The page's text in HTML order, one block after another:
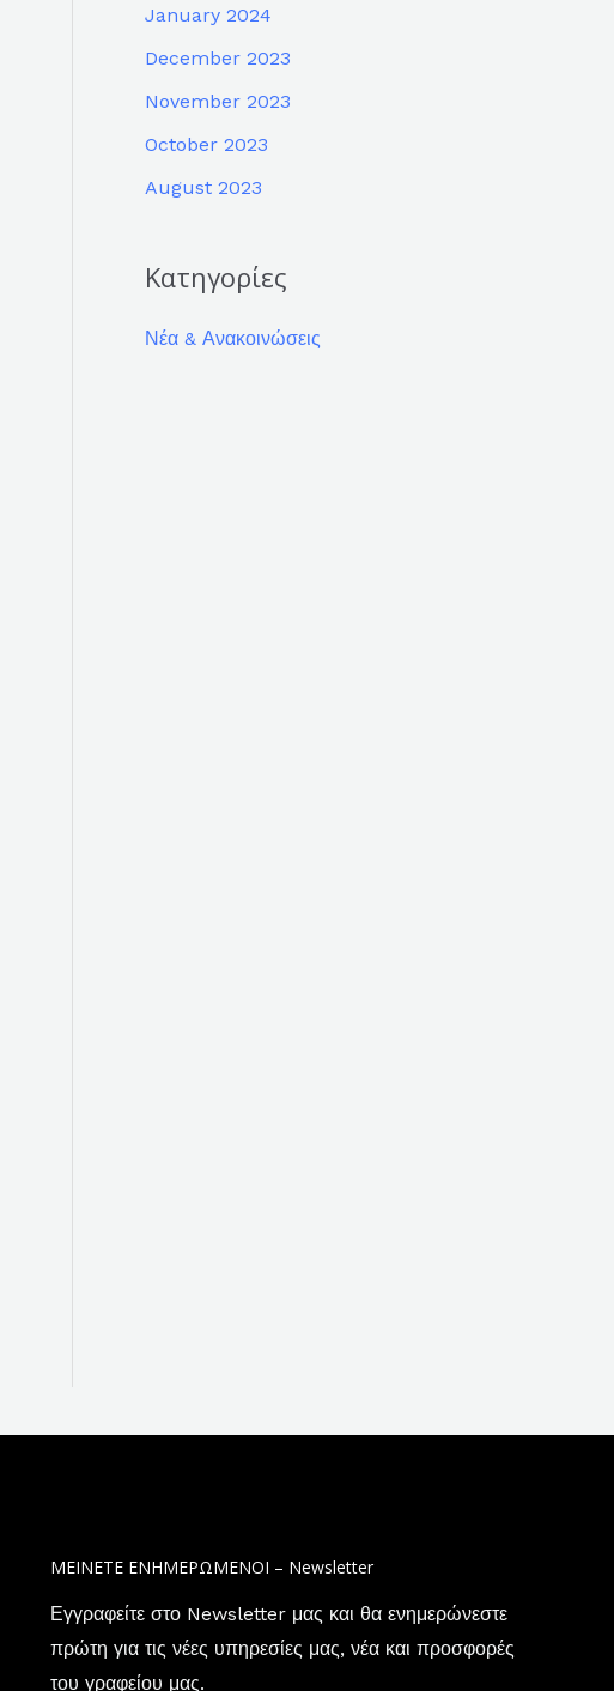
January 2024
December 2023
November 2023
October 2023
August 2023
Κατηγορίες
Νέα & Ανακοινώσεις
ΜΕΙΝΕΤΕ ΕΝΗΜΕΡΩΜΕΝΟΙ – Newsletter
Εγγραφείτε στο Newsletter μας και θα ενημερώνεστε
πρώτη για τις νέες υπηρεσίες μας, νέα και προσφορές
του γραφείου μας.